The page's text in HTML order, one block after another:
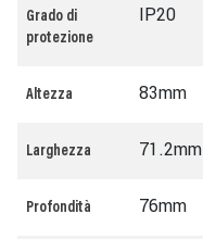
Grado di
protezione
IP20
Altezza 83mm
Larghezza 71.2mm
Profondità 76mm